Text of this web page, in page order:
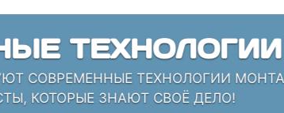
ТЕХНОЛОГИИ МОНТАЖА И
ЗНАЮТ СВОЁ ДЕЛО!